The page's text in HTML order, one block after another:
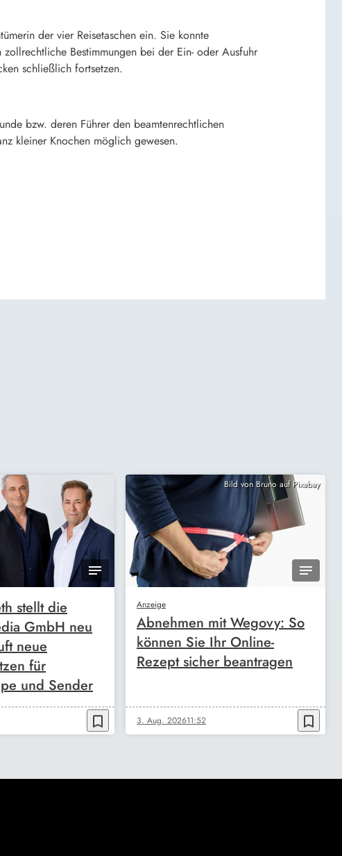
der vier Reisetaschen ein. Sie konnte
Bestimmungen bei der Ein- oder Ausfuhr
schließlich fortsetzen.
bzw. deren Führer den beamtenrechtlichen
kleiner Knochen möglich gewesen.
stellt die
GmbH neu
neue
für
und Sender
bookmark_border
Bild von Bruno auf Pixabay
Anzeige
Abnehmen mit Wegovy: So
können Sie Ihr Online-
Rezept sicher beantragen
3. Aug. 202611:52 bookmark_border